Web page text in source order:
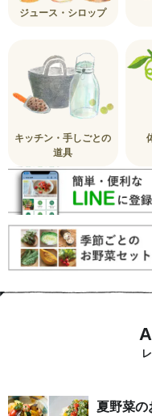
ジュース・シロップ
キッチン・手しごとの
道具
夏野菜の